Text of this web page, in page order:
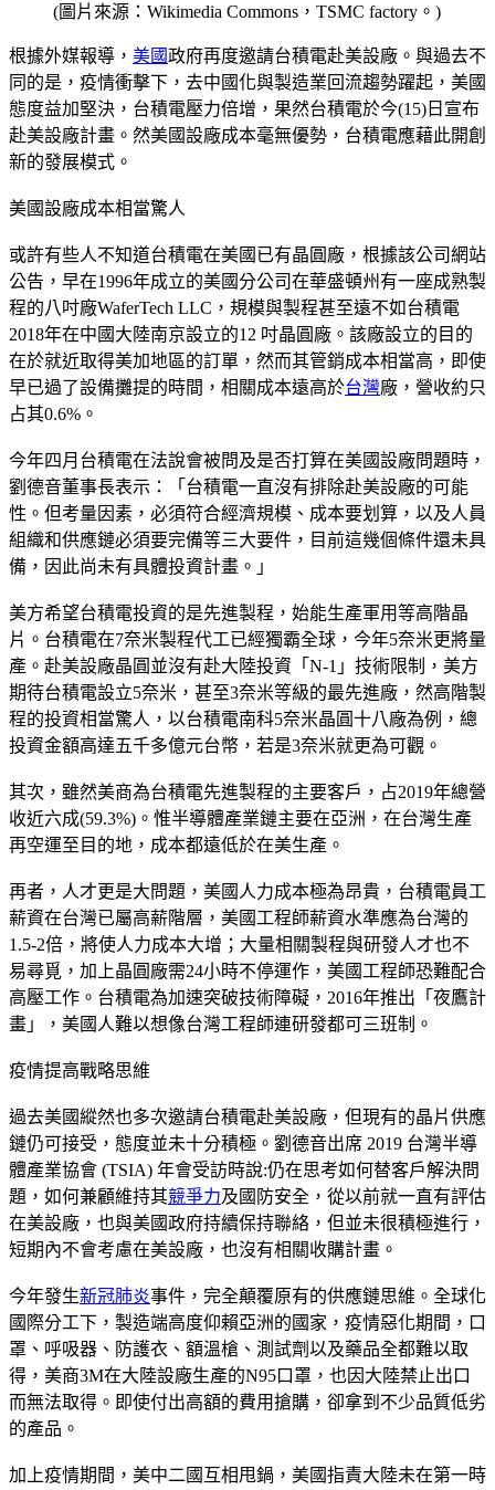
(圖片來源：Wikimedia Commons，TSMC factory。)
根據外媒報導， 美國政府再度邀請台積電赴美設廠。與過去不
同的是，疫情衝擊下，去中國化與製造業回流趨勢躍起，美國
態度益加堅決，台積電壓力倍增，果然台積電於今(15)日宣布
赴美設廠計畫。然美國設廠成本毫無優勢，台積電應藉此開創
新的發展模式。
美國設廠成本相當驚人
或許有些人不知道台積電在美國已有晶圓廠，根據該公司網站
公告，早在1996年成立的美國分公司在華盛頓州有一座成熟製
程的八吋廠WaferTech LLC，規模與製程甚至遠不如台積電
2018年在中國大陸南京設立的12 吋晶圓廠。該廠設立的目的
在於就近取得美加地區的訂單，然而其管銷成本相當高，即使
早已過了設備攤提的時間，相關成本遠高於台灣廠，營收約只
占其0.6%。
今年四月台積電在法說會被問及是否打算在美國設廠問題時，
劉德音董事長表示：「台積電一直沒有排除赴美設廠的可能
性。但考量因素，必須符合經濟規模、成本要划算，以及人員
組織和供應鏈必須要完備等三大要件，目前這幾個條件還未具
備，因此尚未有具體投資計畫。」
美方希望台積電投資的是先進製程，始能生產軍用等高階晶
片。台積電在7奈米製程代工已經獨霸全球，今年5奈米更將量
產。赴美設廠晶圓並沒有赴大陸投資「N-1」技術限制，美方
期待台積電設立5奈米，甚至3奈米等級的最先進廠，然高階製
程的投資相當驚人，以台積電南科5奈米晶圓十八廠為例，總
投資金額高達五千多億元台幣，若是3奈米就更為可觀。
其次，雖然美商為台積電先進製程的主要客戶，占2019年總營
收近六成(59.3%)。惟半導體產業鏈主要在亞洲，在台灣生產
再空運至目的地，成本都遠低於在美生產。
再者，人才更是大問題，美國人力成本極為昂貴，台積電員工
薪資在台灣已屬高薪階層，美國工程師薪資水準應為台灣的
1.5-2倍，將使人力成本大增；大量相關製程與研發人才也不
易尋覓，加上晶圓廠需24小時不停運作，美國工程師恐難配合
高壓工作。台積電為加速突破技術障礙，2016年推出「夜鷹計
畫」，美國人難以想像台灣工程師連研發都可三班制。
疫情提高戰略思維
過去美國縱然也多次邀請台積電赴美設廠，但現有的晶片供應
鏈仍可接受，態度並未十分積極。劉德音出席 2019 台灣半導
體產業協會 (TSIA) 年會受訪時說:仍在思考如何替客戶解決問
題，如何兼顧維持其競爭力及國防安全，從以前就一直有評估
在美設廠，也與美國政府持續保持聯絡，但並未很積極進行，
短期內不會考慮在美設廠，也沒有相關收購計畫。
今年發生新冠肺炎事件，完全顛覆原有的供應鏈思維。全球化
國際分工下，製造端高度仰賴亞洲的國家，疫情惡化期間，口
罩、呼吸器、防護衣、額溫槍、測試劑以及藥品全都難以取
得，美商3M在大陸設廠生產的N95口罩，也因大陸禁止出口
而無法取得。即使付出高額的費用搶購，卻拿到不少品質低劣
的產品。
加上疫情期間，美中二國互相甩鍋，美國指責大陸未在第一時